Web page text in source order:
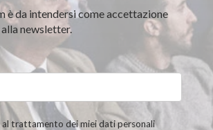
è da intendersi come accettazione
newsletter.
trattamento dei miei dati personali